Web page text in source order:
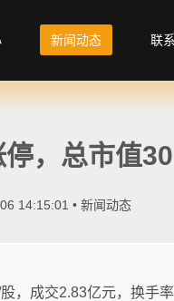
新闻动态 联
，总市值
14:15:01 • 新闻动态
，成交2.83亿元，换手